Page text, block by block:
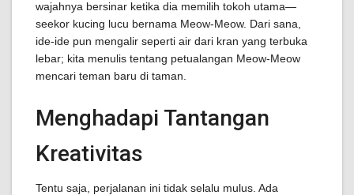
wajahnya bersinar ketika dia memilih tokoh utama—
seekor kucing lucu bernama Meow-Meow. Dari sana,
ide-ide pun mengalir seperti air dari kran yang terbuka
lebar; kita menulis tentang petualangan Meow-Meow
mencari teman baru di taman.
Menghadapi Tantangan
Kreativitas
Tentu saja, perjalanan ini tidak selalu mulus. Ada